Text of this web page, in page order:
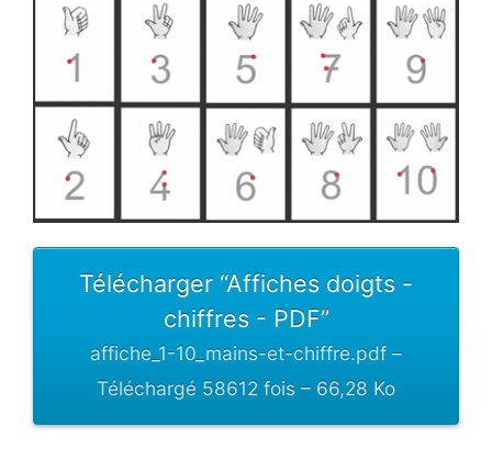
Télécharger “Affiches doigts -
chiffres - PDF”
affiche_1-10_mains-et-chiffre.pdf –
Téléchargé 58612 fois – 66,28 Ko